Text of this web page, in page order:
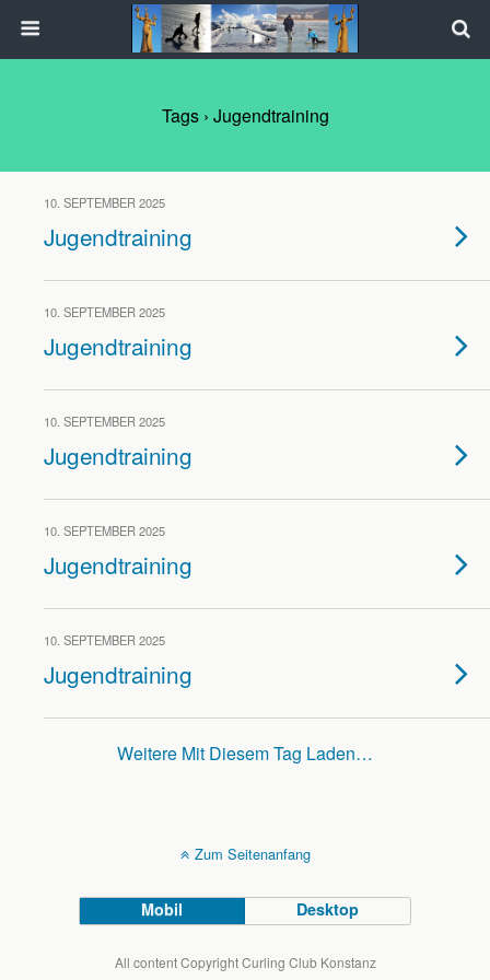
Tags › Jugendtraining
10. SEPTEMBER 2025
Jugendtraining
10. SEPTEMBER 2025
Jugendtraining
10. SEPTEMBER 2025
Jugendtraining
10. SEPTEMBER 2025
Jugendtraining
10. SEPTEMBER 2025
Jugendtraining
Weitere Mit Diesem Tag Laden…
Zum Seitenanfang
Mobil Desktop
All content Copyright Curling Club Konstanz